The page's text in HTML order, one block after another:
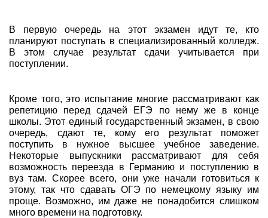
В первую очередь на этот экзамен идут те, кто
планируют поступать в специализированный колледж.
В этом случае результат сдачи учитывается при
поступлении.
Кроме того, это испытание многие рассматривают как
репетицию перед сдачей ЕГЭ по нему же в конце
школы. Этот единый государственный экзамен, в свою
очередь, сдают те, кому его результат поможет
поступить в нужное высшее учебное заведение.
Некоторые выпускники рассматривают для себя
возможность переезда в Германию и поступлению в
вуз там. Скорее всего, они уже начали готовиться к
этому, так что сдавать ОГЭ по немецкому языку им
проще. Возможно, им даже не понадобится слишком
много времени на подготовку.